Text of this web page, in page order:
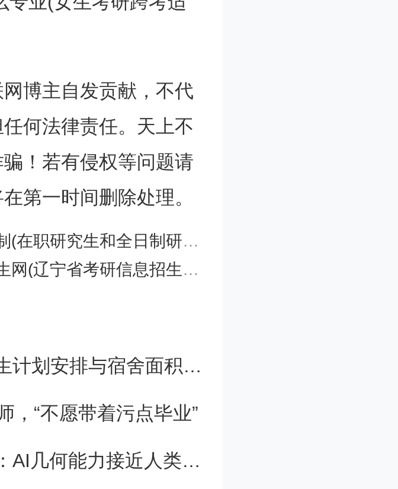
不买账，不知道底在
误跌了，若主力不是
走势，说不定根本就
的品种，市场要走
力，不能靠强拉这些
博主自发贡献，不代
何法律责任。天上不
！若有侵权等问题请
第一时间删除处理。
研究生和全日制研究生的区别)
辽宁省考研信息招生网官网)
七部门：推动高校招生计划安排与宿舍面积达标挂钩
，“不愿带着污点毕业”
谷歌研究登《自然》：AI几何能力接近人类奥数金牌选手